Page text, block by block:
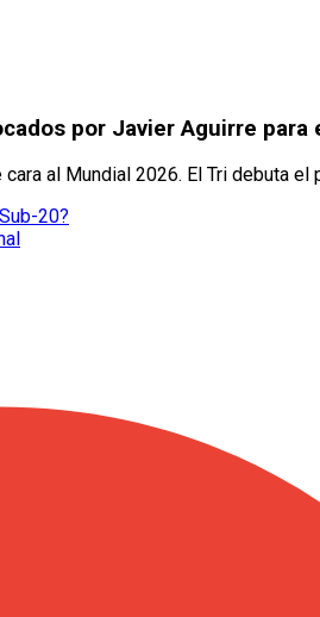
por Javier Aguirre para
al Mundial 2026. El Tri debuta el
20?